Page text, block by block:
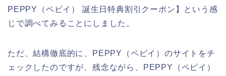
PEPPY（ペピイ） 誕生日特典割引クーポン】という感
じで調べてみることにしました。
ただ、結構徹底的に、PEPPY（ペピイ）のサイトをチ
ェックしたのですが、残念ながら、PEPPY（ペピイ）